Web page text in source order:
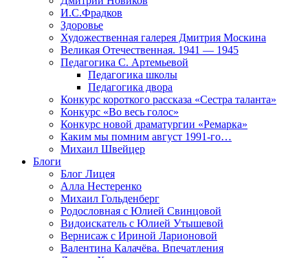
И.С.Фрадков
Здоровье
Художественная галерея Дмитрия Москина
Великая Отечественная. 1941 — 1945
Педагогика С. Артемьевой
Педагогика школы
Педагогика двора
Конкурс короткого рассказа «Сестра таланта»
Конкурс «Во весь голос»
Конкурс новой драматургии «Ремарка»
Каким мы помним август 1991-го…
Михаил Швейцер
Блоги
Блог Лицея
Алла Нестеренко
Михаил Гольденберг
Родословная с Юлией Свинцовой
Видоискатель с Юлией Утышевой
Вернисаж с Ириной Ларионовой
Валентина Калачёва. Впечатления